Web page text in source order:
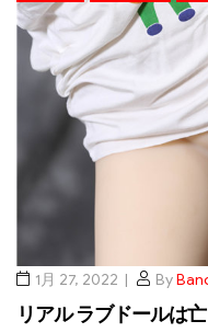
1月 27, 2022 By
リアル ラブドールは